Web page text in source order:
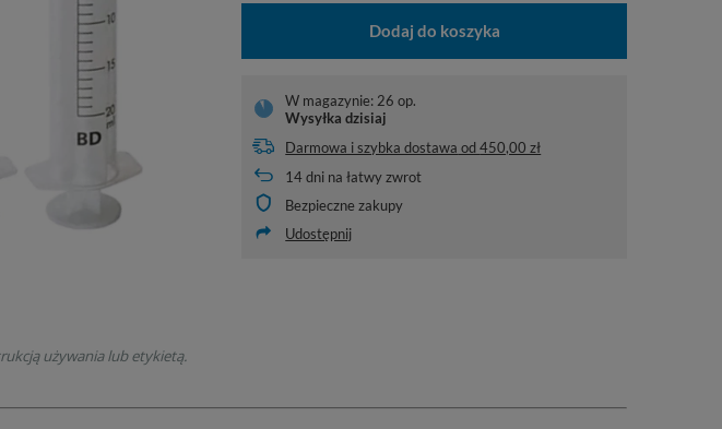
Dodaj do koszyka
W magazynie: 26 op.
Wysyłkadzisiaj
Darmowa i szybka dostawa od450,00 zł
14dni na łatwy zwrot
Bezpieczne zakupy
Udostępnij
używania lub etykietą.